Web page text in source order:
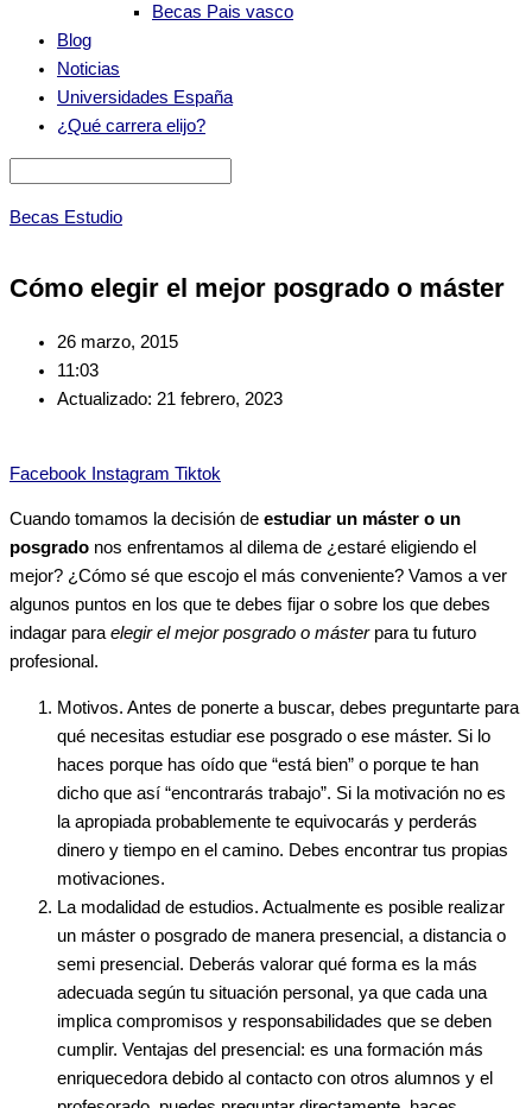
Becas Pais vasco
Blog
Noticias
Universidades España
¿Qué carrera elijo?
Becas Estudio
Cómo elegir el mejor posgrado o máster
26 marzo, 2015
11:03
Actualizado: 21 febrero, 2023
Facebook Instagram Tiktok
Cuando tomamos la decisión de estudiar un máster o un
posgrado nos enfrentamos al dilema de ¿estaré eligiendo el
mejor? ¿Cómo sé que escojo el más conveniente? Vamos a ver
algunos puntos en los que te debes fijar o sobre los que debes
indagar para elegir el mejor posgrado o másterpara tu futuro
profesional.
Motivos. Antes de ponerte a buscar, debes preguntarte para
qué necesitas estudiar ese posgrado o ese máster. Si lo
haces porque has oído que “está bien” o porque te han
dicho que así “encontrarás trabajo”. Si la motivación no es
la apropiada probablemente te equivocarás y perderás
dinero y tiempo en el camino. Debes encontrar tus propias
motivaciones.
La modalidad de estudios. Actualmente es posible realizar
un máster o posgrado de manera presencial, a distancia o
semi presencial. Deberás valorar qué forma es la más
adecuada según tu situación personal, ya que cada una
implica compromisos y responsabilidades que se deben
cumplir. Ventajas del presencial: es una formación más
enriquecedora debido al contacto con otros alumnos y el